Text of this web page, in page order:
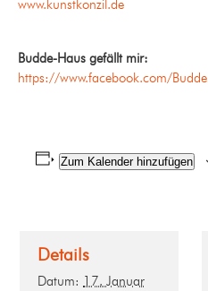
www.kunstkonzil.de
Budde-Haus gefällt mir:
https://www.facebook.com/
Zum Kalender hinzufügen
Details
Datum: 17. Januar